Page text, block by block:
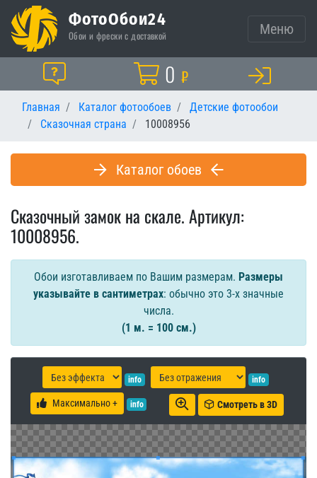
ФотоОбои24
Обои и фрески с доставкой Меню
Помощь Корзина
0 ₽
Главная Каталог фотообоев
Детские фотообои
Сказочная страна
10008956
Каталог обоев
Сказочный замок на скале. Артикул:
10008956.
Обои изготавливаем по Вашим размерам. Размеры
указывайте в сантиметрах: обычно это 3-х значные
числа.
(1 м. = 100 см.)
info info
Максимально + info Смотреть в 3D